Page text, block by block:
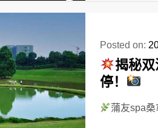
Posted on:
揭秘
停！
蒲友spa